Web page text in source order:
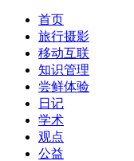
首页
旅行摄影
移动互联
知识管理
尝鲜体验
日记
学术
观点
公益